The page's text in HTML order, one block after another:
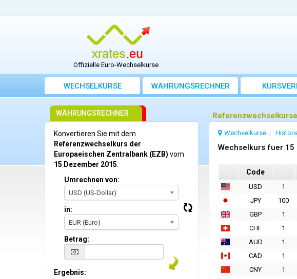
Offizielle Euro-Wechselkurse
WECHSELKURSE WÄHRUNGSRECHNER
Wechselkurse
Wechselkurs fuer
Code
USD 1
JPY
100
GBP
1
CHF
1
AUD
1
CAD
1
CNY
1
WÄHRUNGSRECHNER
Konvertieren Sie mit dem
Referenzwechselkurs der
Europaeischen Zentralbank (EZB) vom
15 Dezember 2015:
Umrechnen von:
USD (US-Dollar)
in:
EUR (Euro)
Betrag:
Ergebnis: